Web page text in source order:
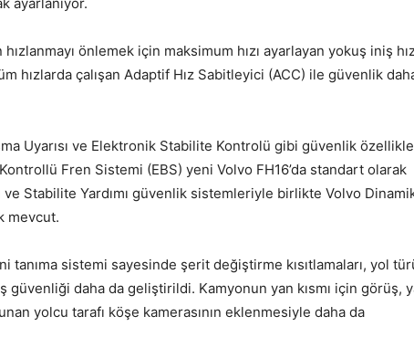
önlemek için maksimum hızı ayarlayan yokuş iniş
hızlarda çalışan Adaptif Hız Sabitleyici (ACC) ile güvenlik
Uyarısı ve Elektronik Stabilite Kontrolü gibi güvenlik
Fren Sistemi (EBS) yeni Volvo FH16’da standart olarak
ve Stabilite Yardımı güvenlik sistemleriyle birlikte Volvo
mevcut.
tanıma sistemi sayesinde şerit değiştirme kısıtlamaları, yol
güvenliği daha da geliştirildi. Kamyonun yan kısmı için görüş,
yolcu tarafı köşe kamerasının eklenmesiyle daha da